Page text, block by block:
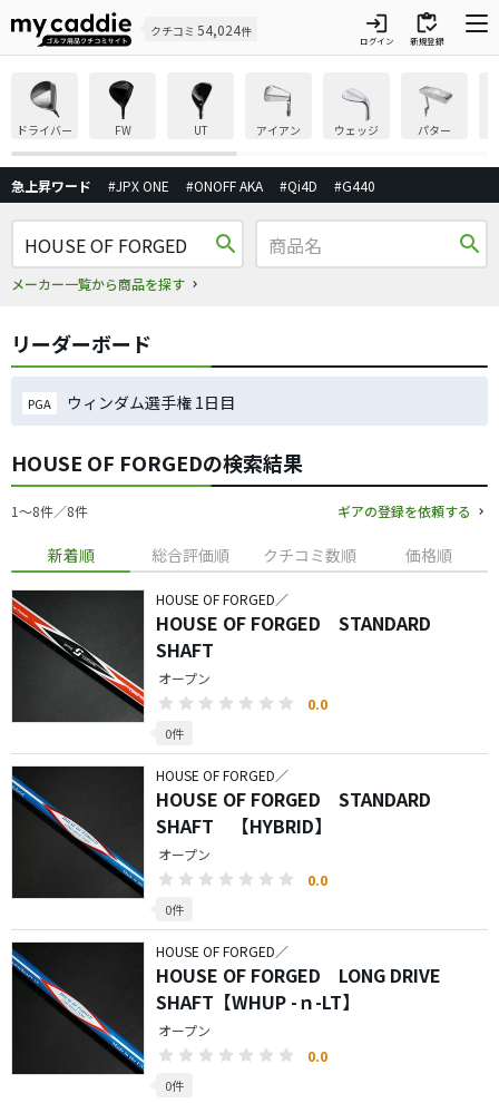
クチコミ 54,024件 login
ログイン
inventory
新規登録
ドライバー FW UT アイアン ウェッジ パター
急上昇ワード #JPX ONE #ONOFF AKA #Qi4D #G440
search
メーカー一覧から商品を探す
search
リーダーボード
PGA ウィンダム選手権 1日目
HOUSE OF FORGEDの検索結果
1〜8件／8件 ギアの登録を依頼する
新着順 総合評価順 クチコミ数順 価格順
HOUSE OF FORGED／
HOUSE OF FORGED STANDARD
SHAFT
オープン
0.0
0件
HOUSE OF FORGED／
HOUSE OF FORGED STANDARD
SHAFT 【HYBRID】
オープン
0.0
0件
HOUSE OF FORGED／
HOUSE OF FORGED LONG DRIVE
SHAFT【WHUP -ｎ-LT】
オープン
0.0
0件